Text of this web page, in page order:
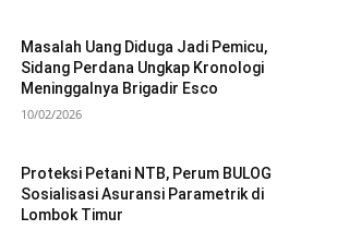
Masalah Uang Diduga Jadi Pemicu,
Sidang Perdana Ungkap Kronologi
Meninggalnya Brigadir Esco
10/02/2026
Proteksi Petani NTB, Perum BULOG
Sosialisasi Asuransi Parametrik di
Lombok Timur